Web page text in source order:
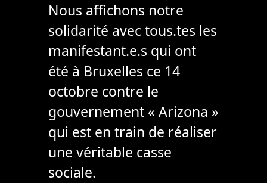
Nous affichons notre
solidarité avec tous.tes les
manifestant.e.s qui ont
été à Bruxelles ce 14
octobre contre le
gouvernement « Arizona »
qui est en train de réaliser
une véritable casse
sociale.